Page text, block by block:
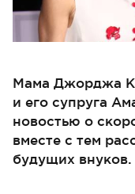
Мама Джорджа
и его супруга
новостью о
вместе с тем
будущих внуков.